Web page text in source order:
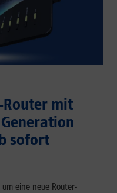
Router mit
sofort
eine neue Router-